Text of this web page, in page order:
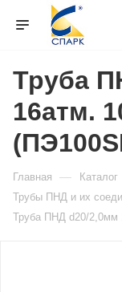
Труба
16атм.
Главная — Каталог
Трубы ПНД и их
Труба ПНД d20/2,0мм